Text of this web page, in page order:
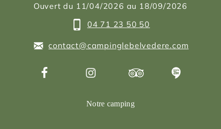
Ouvert du 11/04/2026 au 18/09/2026
04 71 23 50 50
contact@campinglebelvedere.com
Notre camping